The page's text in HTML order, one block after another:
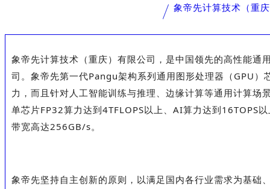
象帝先计算技术（重
象帝先计算技术（重庆）有限公司，是中国领先的高性能通
司。象帝先第一代Pangu架构系列通用图形处理器（GPU）
力，而且针对人工智能训练与推理、边缘计算等通用计算场
单芯片FP32算力达到4TFLOPS以上、AI算力达到16TOPS
带宽高达256GB/s。
象帝先坚持自主创新的原则，以满足国内各行业需求为基础